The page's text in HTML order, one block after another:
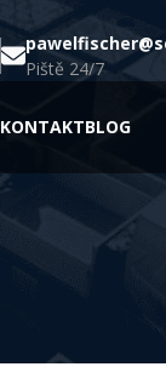
Piště 24/7
KONTAKTBLOG